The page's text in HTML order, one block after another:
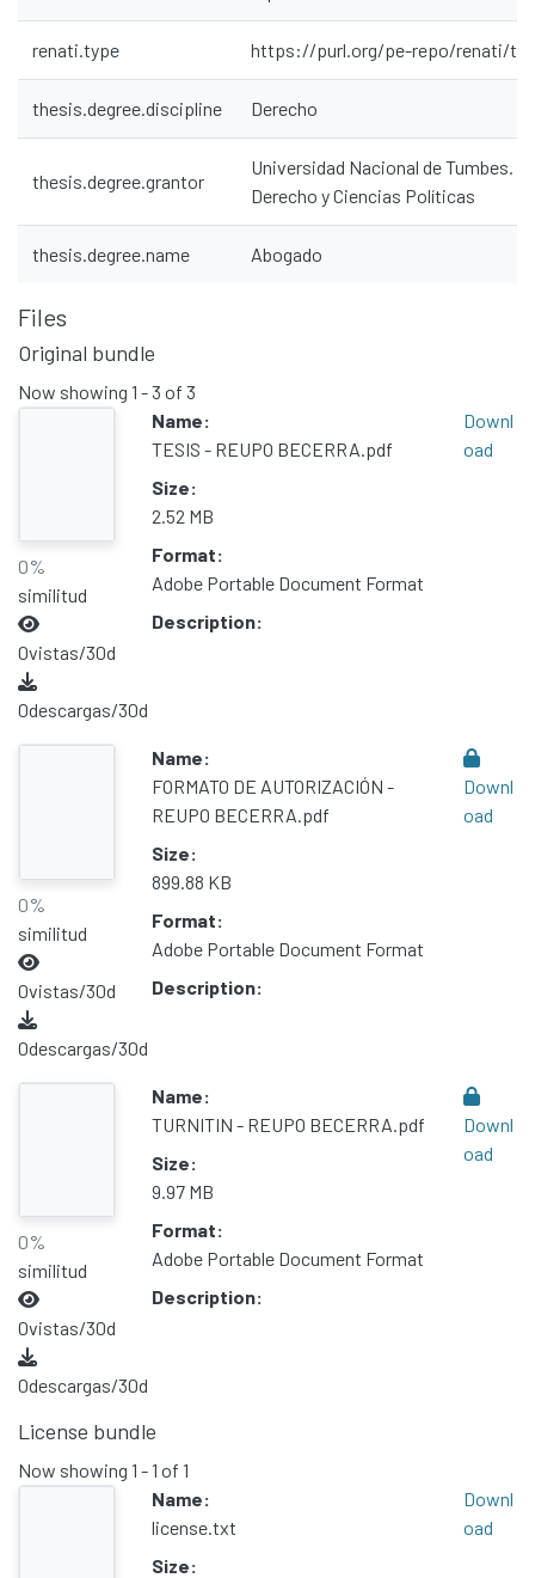
Communities & Collections
All of DSpace
Statistics
Contacto
Políticas
renati.type https://purl.org/pe-repo/renati/
thesis.degree.discipline Derecho
thesis.degree.grantor
Universidad Nacional de Tumbes.
Derecho y Ciencias Políticas
thesis.degree.name Abogado
Files
Original bundle
Now showing 1 - 3 of 3
0%
similitud
0vistas/30d
0descargas/30d
Name:
TESIS - REUPO BECERRA.pdf
Size:
2.52 MB
Format:
Adobe Portable Document Format
Description:
Downl
oad
0%
similitud
0vistas/30d
0descargas/30d
Name:
FORMATO DE AUTORIZACIÓN -
REUPO BECERRA.pdf
Size:
899.88 KB
Format:
Adobe Portable Document Format
Description:
Downl
oad
0%
similitud
0vistas/30d
0descargas/30d
Name:
TURNITIN - REUPO BECERRA.pdf
Size:
9.97 MB
Format:
Adobe Portable Document Format
Description:
Downl
oad
License bundle
Now showing 1 - 1 of 1
Name:
license.txt
Size:
Downl
oad